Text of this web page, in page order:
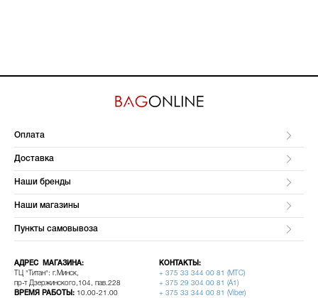
Оплата
Доставка
Наши бренды
Наши магазины
Пункты самовывоза
АДРЕС МАГАЗИНА:
ТЦ "Титан": г.Минск,
пр-т Дзержинского,104, пав.228
ВРЕМЯ РАБОТЫ: 10.00-21.00
КОНТАКТЫ:
+ 375 33 344 00 81 (МТС)
+ 375 29 304 00 81 (A1)
+ 375 33 344 00 81 (Viber)